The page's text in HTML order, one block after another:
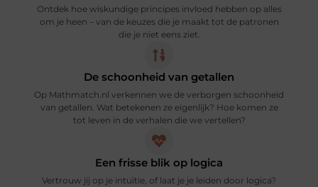
Ontdek hoe wiskundige principes invloed hebben op alles
om je heen – van de keuzes die je maakt tot de patronen
die je niet eens ziet.
De schoonheid van getallen
Op Mathmatch.nl verkennen we de verborgen schoonheid
van getallen. Wat betekenen ze eigenlijk? Hoe komen ze
tot leven in de verhalen die we vertellen?
Een frisse blik op logica
Vertrouw jij op je intuïtie, of laat je je leiden door logica?